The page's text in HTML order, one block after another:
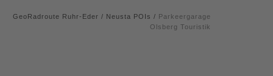
GeoRadroute Ruhr-Eder / Neusta POIs / Parkeergarage
Olsberg Touristik